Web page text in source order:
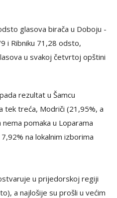
glasova birača u Doboju -
i Ribniku 71,28 odsto,
u svakoj četvrtoj opštini
rezultat u Šamcu
tek treća, Modriči (21,95%, a
pomaka u Loparama
na lokalnim izborima
u prijedorskoj regiji
a najlošije su prošli u većim